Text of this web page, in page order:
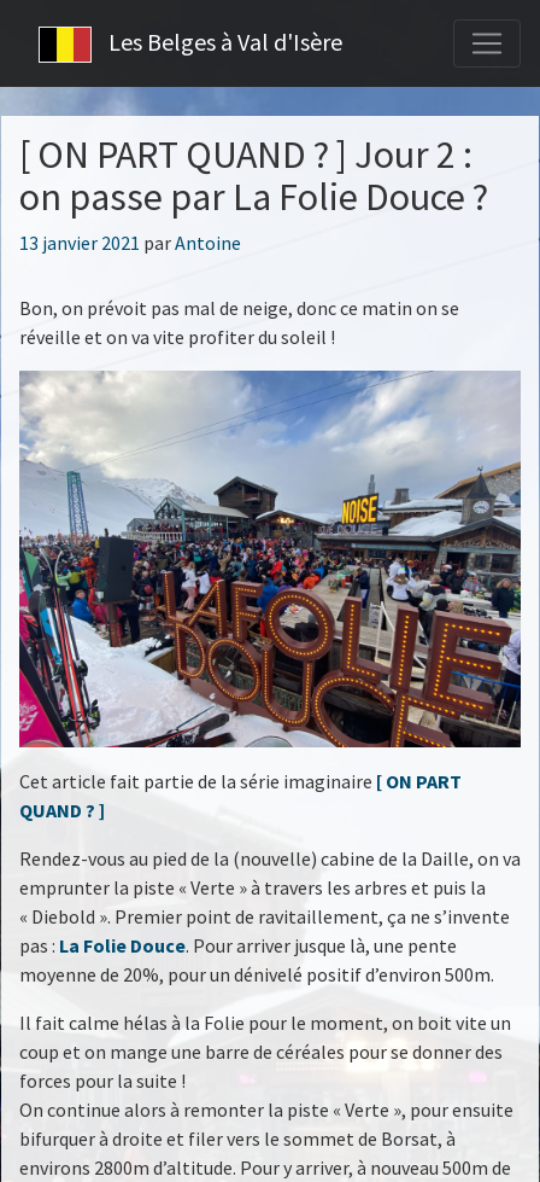
Les Belges à Val d'Isère
[ ON PART QUAND ? ] Jour 2 :
on passe par La Folie Douce ?
Publié
13 janvier 2021 parAntoine
Bon, on prévoit pas mal de neige, donc ce matin on se
réveille et on va vite profiter du soleil !
Cet article fait partie de la série imaginaire [ ON PART
QUAND ? ]
Rendez-vous au pied de la (nouvelle) cabine de la Daille, on va
emprunter la piste « Verte » à travers les arbres et puis la
« Diebold ». Premier point de ravitaillement, ça ne s’invente
pas : La Folie Douce. Pour arriver jusque là, une pente
moyenne de 20%, pour un dénivelé positif d’environ 500m.
Il fait calme hélas à la Folie pour le moment, on boit vite un
coup et on mange une barre de céréales pour se donner des
forces pour la suite !
On continue alors à remonter la piste « Verte », pour ensuite
bifurquer à droite et filer vers le sommet de Borsat, à
environs 2800m d’altitude. Pour y arriver, à nouveau 500m de